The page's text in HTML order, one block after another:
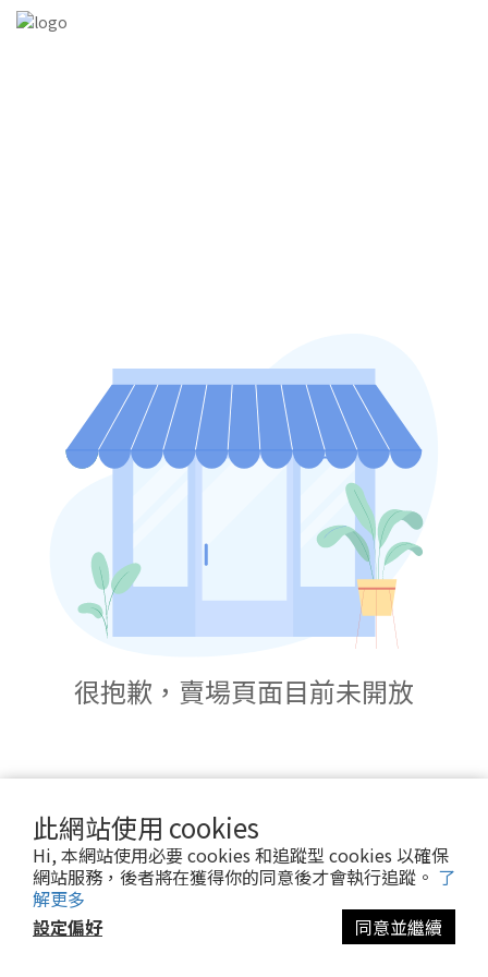
此網站使用 cookies
Hi, 本網站使用必要 cookies 和追蹤型 cookies 以確保
網站服務，後者將在獲得你的同意後才會執行追蹤。 了
解更多
設定偏好
同意並繼續
很抱歉，賣場頁面目前未開放